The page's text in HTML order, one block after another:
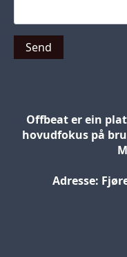
Send
Offbeat er ein
hovudfokus på
Adresse: